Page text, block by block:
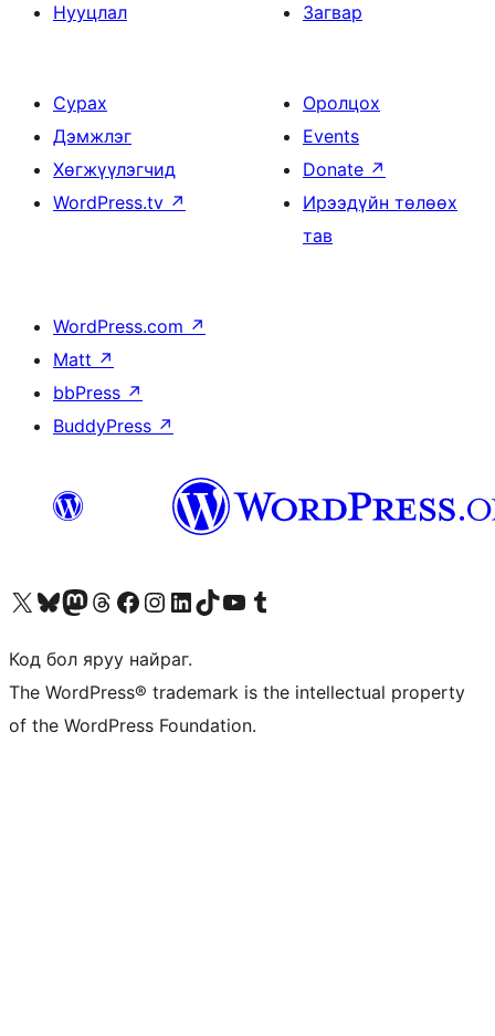
Нууцлал
Загвар
Сурах
Дэмжлэг
Хөгжүүлэгчид
WordPress.tv ↗
Оролцох
Events
Donate ↗
Ирээдүйн төлөөх
тав
WordPress.com ↗
Matt ↗
bbPress ↗
BuddyPress ↗
Visit our X (formerly Twitter) account
Visit our Bluesky account
Visit our Mastodon account
Visit our Threads account
Манай фэйсбүүк хуудсаар зочилно ууМанай Instagram хаягаар зочилно уу Манай LinkedIn хаягаар зочилно ууVisit our TikTok account
Манай YouTube сувгаар зочилно уу Visit our Tumblr account
Код бол яруу найраг.
The WordPress® trademark is the intellectual property
of the WordPress Foundation.